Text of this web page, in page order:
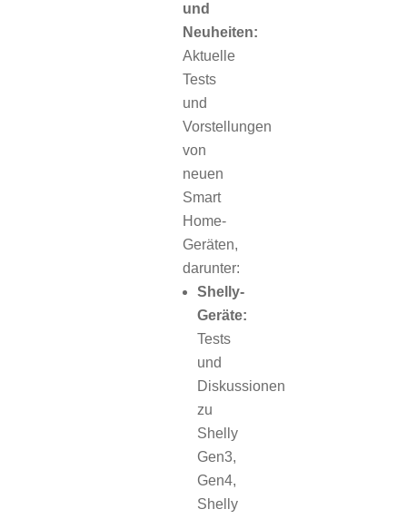
und
Neuheiten:
Aktuelle
Tests
und
Vorstellungen
von
neuen
Smart
Home-
Geräten,
darunter:
Shelly-
Geräte:
Tests
und
Diskussionen
zu
Shelly
Gen3,
Gen4,
Shelly